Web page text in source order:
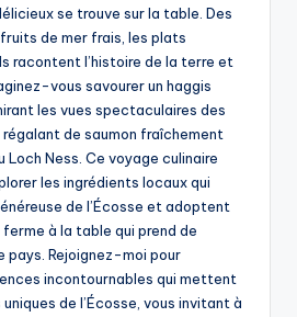
se trouve sur la table. Des
de mer frais, les plats
racontent l’histoire de la terre et
vous savourer un haggis
les vues spectaculaires des
régalant de saumon fraîchement
Loch Ness. Ce voyage culinaire
les ingrédients locaux qui
de l’Écosse et adoptent
à la table qui prend de
pays. Rejoignez-moi pour
incontournables qui mettent
de l’Écosse, vous invitant à